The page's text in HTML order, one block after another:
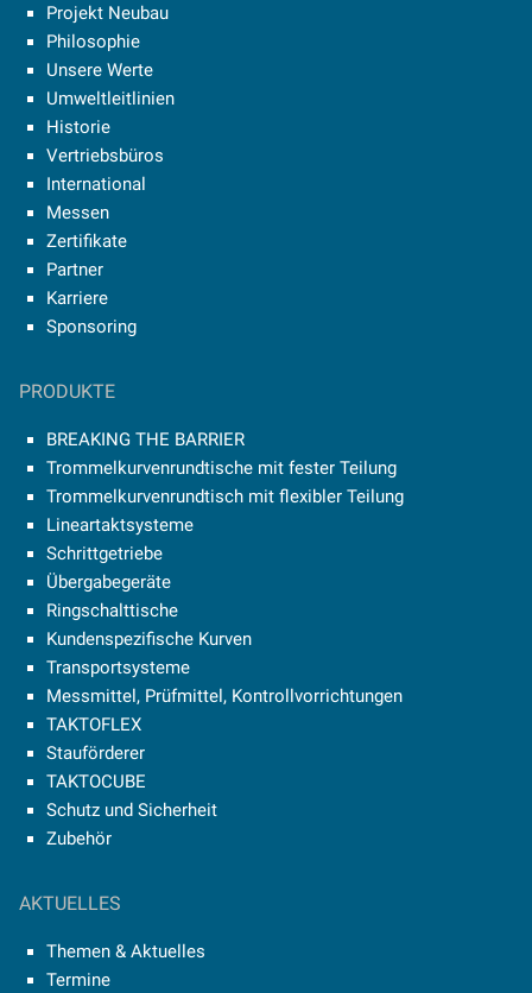
Projekt Neubau
Philosophie
Unsere Werte
Umweltleitlinien
Historie
Vertriebsbüros
International
Messen
Zertifikate
Partner
Karriere
Sponsoring
PRODUKTE
BREAKING THE BARRIER
Trommelkurvenrundtische mit fester Teilung
Trommelkurvenrundtisch mit flexibler Teilung
Lineartaktsysteme
Schrittgetriebe
Übergabegeräte
Ringschalttische
Kundenspezifische Kurven
Transportsysteme
Messmittel, Prüfmittel, Kontrollvorrichtungen
TAKTOFLEX
Stauförderer
TAKTOCUBE
Schutz und Sicherheit
Zubehör
AKTUELLES
Themen & Aktuelles
Termine